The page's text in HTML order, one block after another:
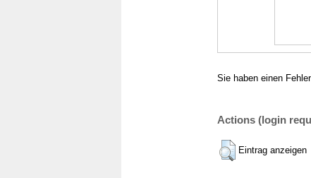
Sie haben einen
Actions (login
Eintrag anzeigen